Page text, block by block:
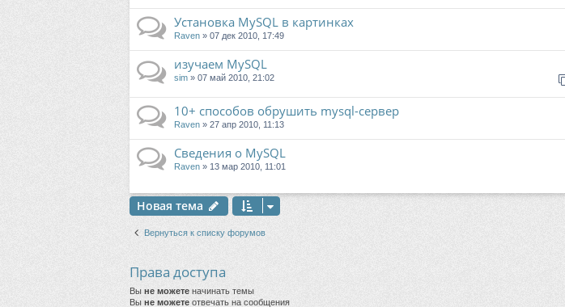
Установка MySQL в картинках
Raven » 07 дек 2010, 17:49
изучаем MySQL
sim » 07 май 2010, 21:02
10+ способов обрушить mysql-сервер
Raven » 27 апр 2010, 11:13
Сведения о MySQL
Raven » 13 мар 2010, 11:01
Новая тема
Вернуться к списку форумов
Права доступа
Вы не можете начинать темы
Вы не можете отвечать на сообщения